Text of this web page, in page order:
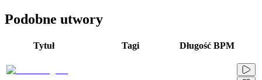
Podobne utwory
Tytuł Tagi Długość BPM